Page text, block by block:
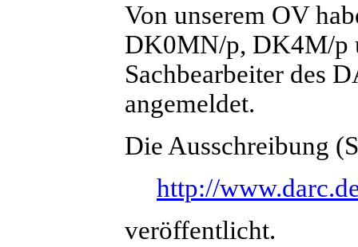
Von unserem OV
DK0MN/p, DK4M/p
Sachbearbeiter des
angemeldet.
Die Ausschreibung
http://
veröffentlicht.